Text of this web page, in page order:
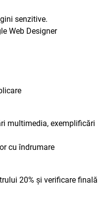
senzitive.
Web Designer
multimedia, exemplificări
cu îndrumare
20% și verificare finală